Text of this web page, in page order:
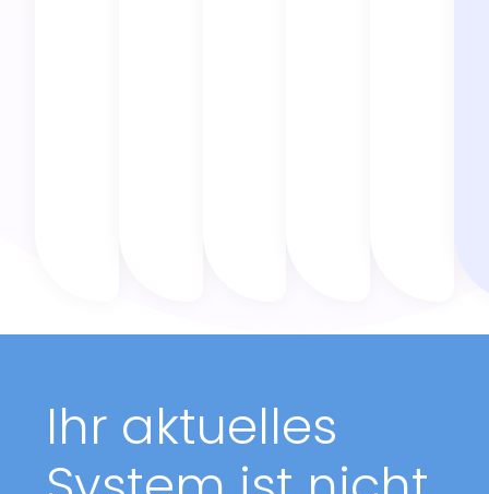
Ihr aktuelles